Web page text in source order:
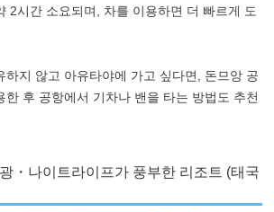
2시간 소요되며, 차를 이용하면 더 빠르게 도
하지 않고 아유타야에 가고 싶다면, 돈므앙 공
한 후 공항에서 기차나 밴을 타는 방법도 추천
・나이트라이프가 풍부한 리조트 (태국